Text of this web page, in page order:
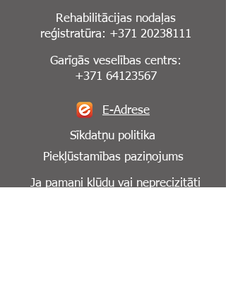
Rehabilitācijas nodaļas
reģistratūra: +371 20238111
Garīgās veselības centrs:
+371 64123567
E-Adrese
Sīkdatņu politika
Piekļūstamības paziņojums
Ja pamani kļūdu vai neprecizitāti